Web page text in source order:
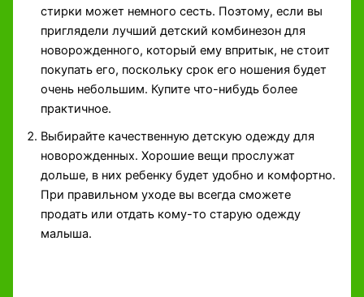
стирки может немного сесть. Поэтому, если вы
приглядели лучший детский комбинезон для
новорожденного, который ему впритык, не стоит
покупать его, поскольку срок его ношения будет
очень небольшим. Купите что-нибудь более
практичное.
Выбирайте качественную детскую одежду для
новорожденных. Хорошие вещи прослужат
дольше, в них ребенку будет удобно и комфортно.
При правильном уходе вы всегда сможете
продать или отдать кому-то старую одежду
малыша.